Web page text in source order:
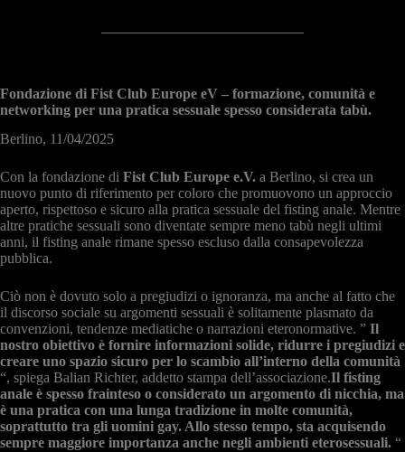
Fondazione di Fist Club Europe eV – formazione, comunità e
networking per una pratica sessuale spesso considerata tabù.
Berlino, 11/04/2025
Con la fondazione di Fist Club Europe e.V. a Berlino, si crea un
nuovo punto di riferimento per coloro che promuovono un approccio
aperto, rispettoso e sicuro alla pratica sessuale del fisting anale. Mentre
altre pratiche sessuali sono diventate sempre meno tabù negli ultimi
anni, il fisting anale rimane spesso escluso dalla consapevolezza
pubblica.
Ciò non è dovuto solo a pregiudizi o ignoranza, ma anche al fatto che
il discorso sociale su argomenti sessuali è solitamente plasmato da
convenzioni, tendenze mediatiche o narrazioni eteronormative. ” Il
nostro obiettivo è fornire informazioni solide, ridurre i pregiudizi e
creare uno spazio sicuro per lo scambio all’interno della comunità
“, spiega Balian Richter, addetto stampa dell’associazione.Il fisting
anale è spesso frainteso o considerato un argomento di nicchia, ma
è una pratica con una lunga tradizione in molte comunità,
soprattutto tra gli uomini gay. Allo stesso tempo, sta acquisendo
sempre maggiore importanza anche negli ambienti eterosessuali. “